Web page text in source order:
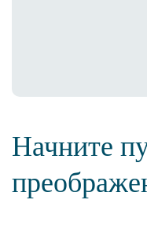
Начните